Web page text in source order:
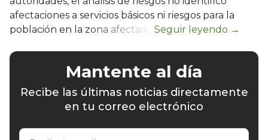
afectaciones a servicios básicos ni riesgos para la
población en la zona afectada.
Mantente al día
Recibe las últimas noticias directamente
en tu correo electrónico
Escribe